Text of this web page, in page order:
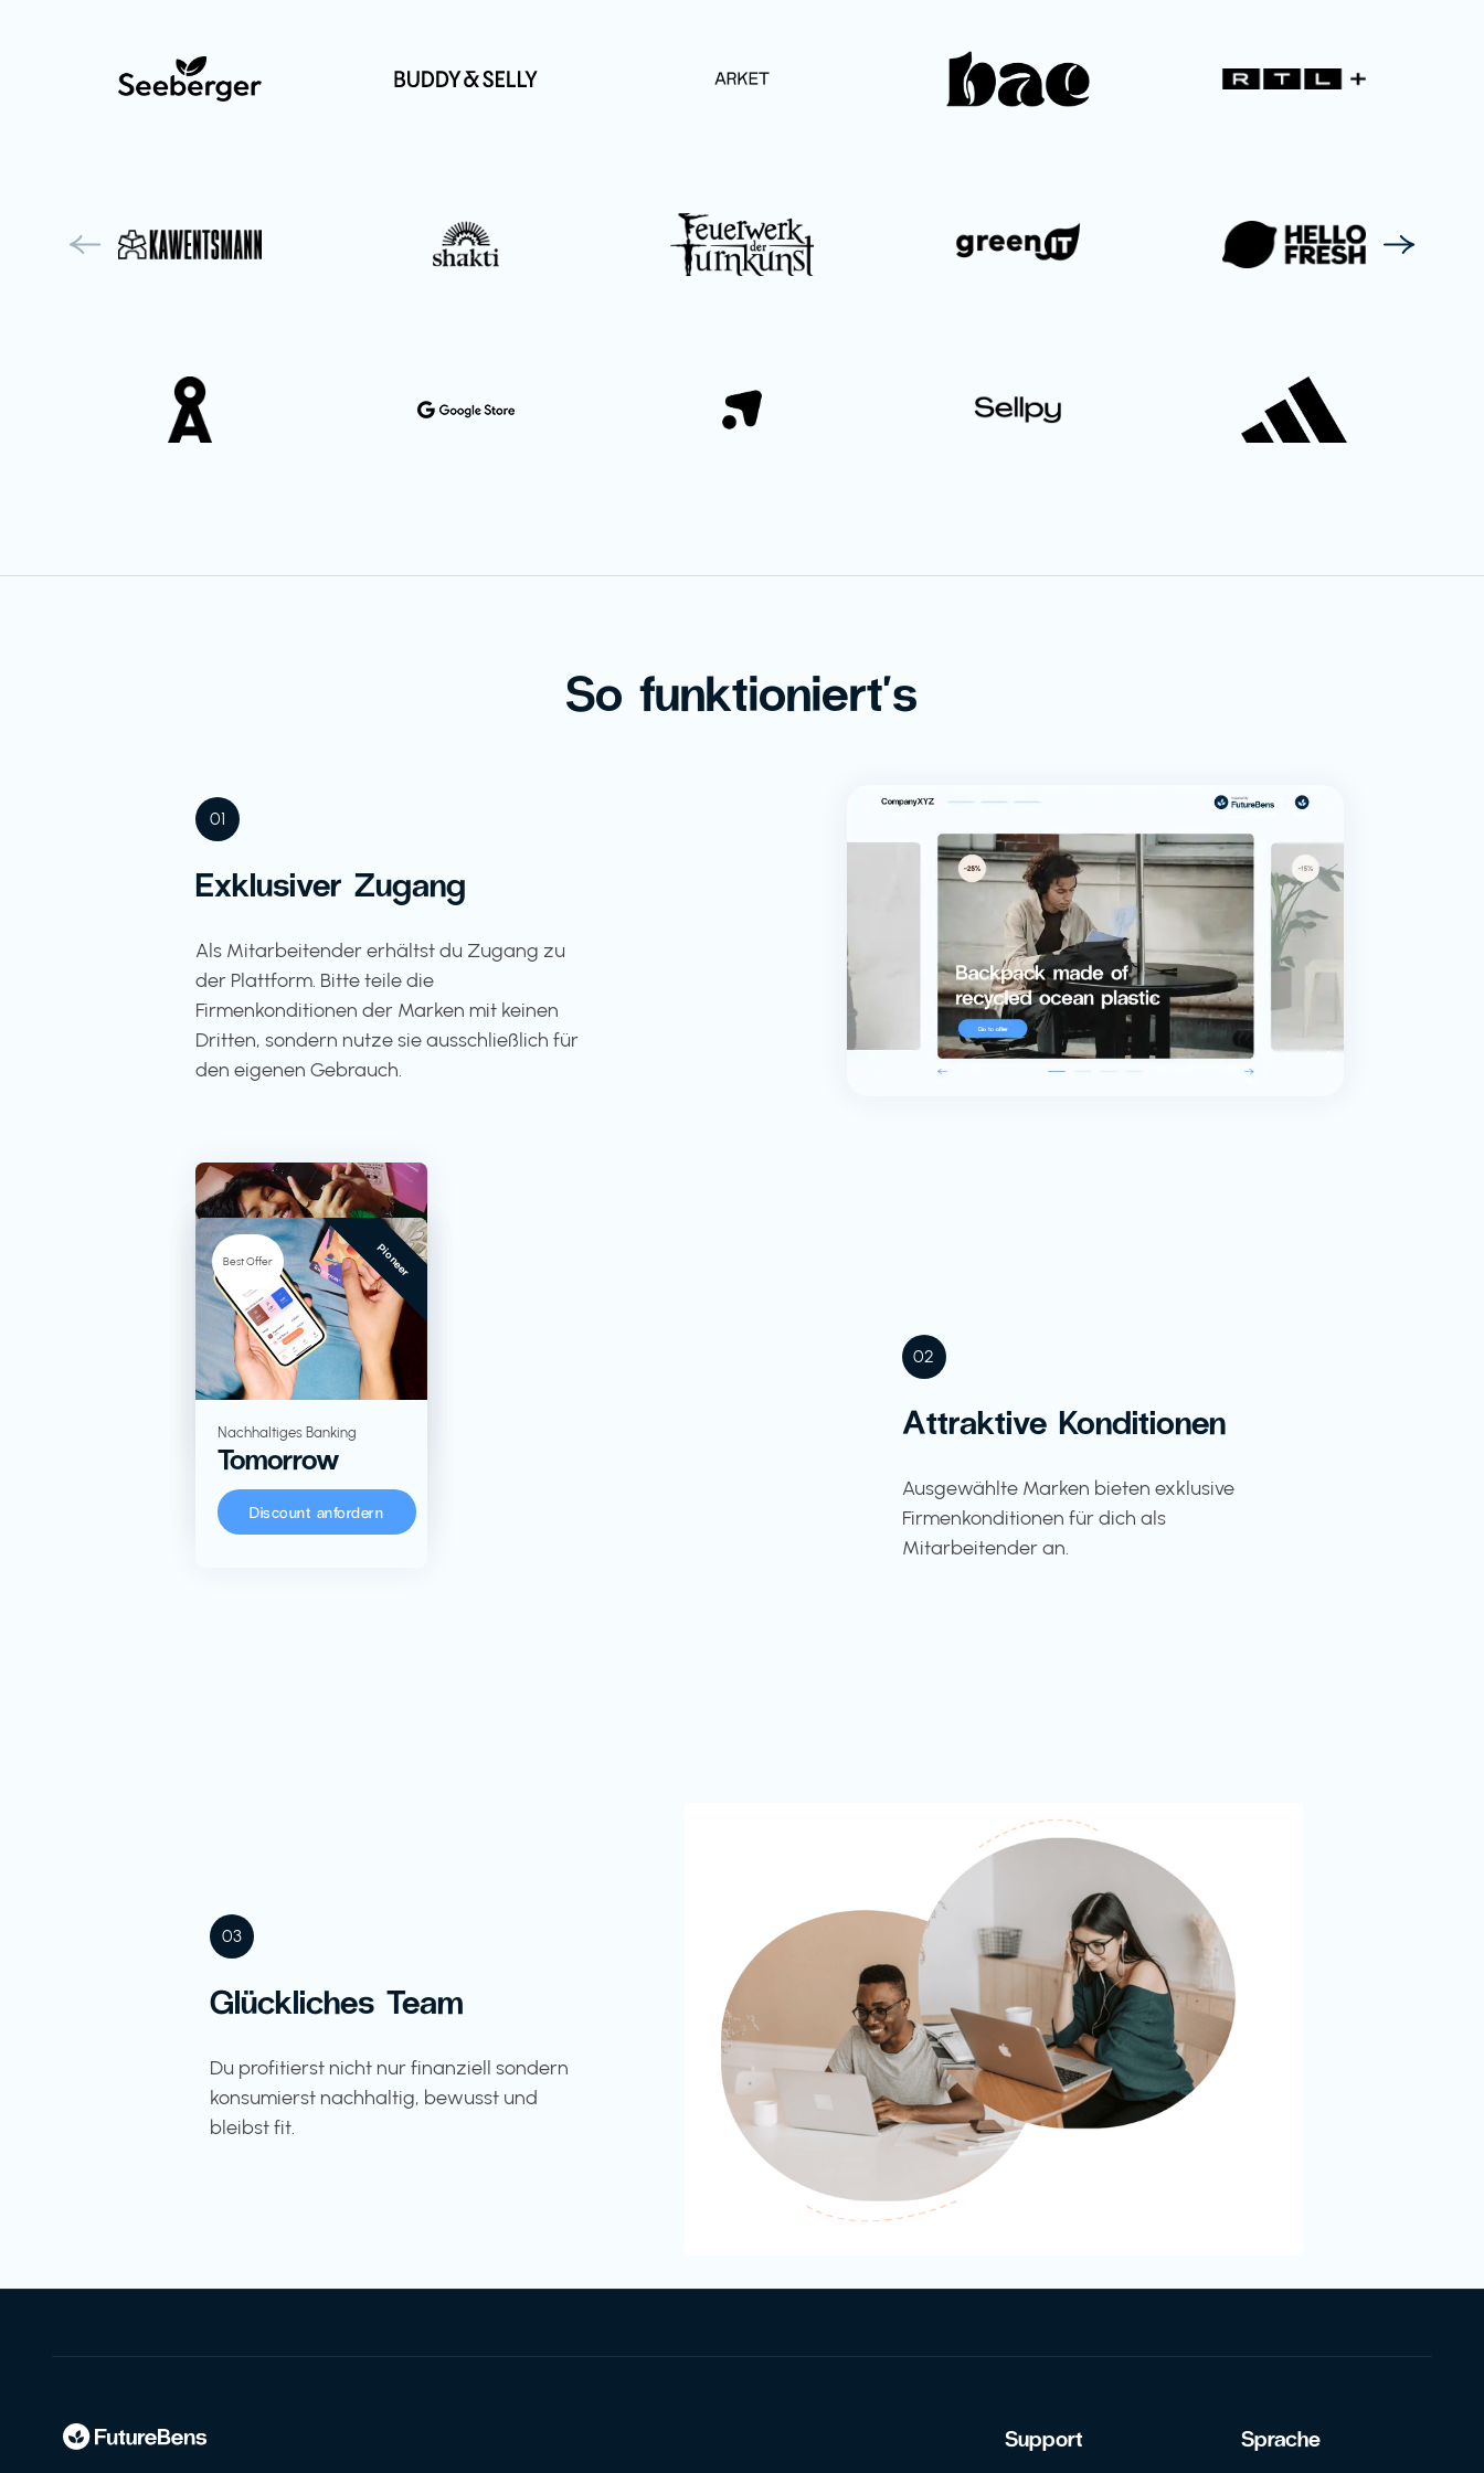
So funktioniert's
01
Exklusiver Zugang
Als Mitarbeitender erhältst du Zugang zu
der Plattform. Bitte teile die
Firmenkonditionen der Marken mit keinen
Dritten, sondern nutze sie ausschließlich für
den eigenen Gebrauch.
02
Attraktive Konditionen
Ausgewählte Marken bieten exklusive
Firmenkonditionen für dich als
Mitarbeitender an.
TV + Streaming
RTL+
-5%
Lebensmittel in
Großverpackungen
KoRo
Best Offer Pioneer
Nachhaltiges Banking
Tomorrow
Discount anfordern
03
Glückliches Team
Du profitierst nicht nur finanziell sondern
konsumierst nachhaltig, bewusst und
bleibst fit.
Support Sprache